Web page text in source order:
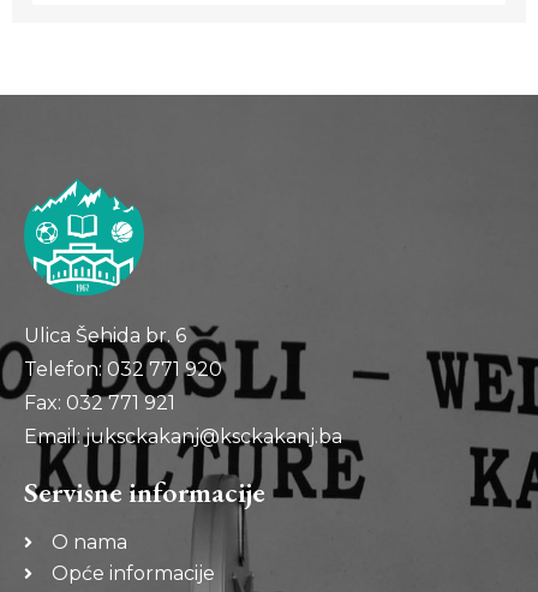
Ulica Šehida br. 6
Telefon: 032 771 920
Fax: 032 771 921
Email: juksckakanj@ksckakanj.ba
Servisne informacije
O nama
Opće informacije